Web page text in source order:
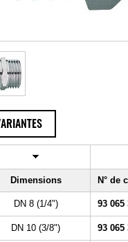
Dimensions N° de
DN 8 (1/4") 93 065
DN 10 (3/8") 93 065